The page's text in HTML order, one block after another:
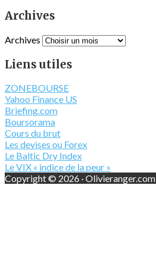
Archives
Archives
Liens utiles
ZONEBOURSE
Yahoo Finance US
Briefing.com
Boursorama
Cours du brut
Les devises ou Forex
Le Baltic Dry Index
Le VIX « indice de la peur »
Copyright © 2026 · Olivieranger.com